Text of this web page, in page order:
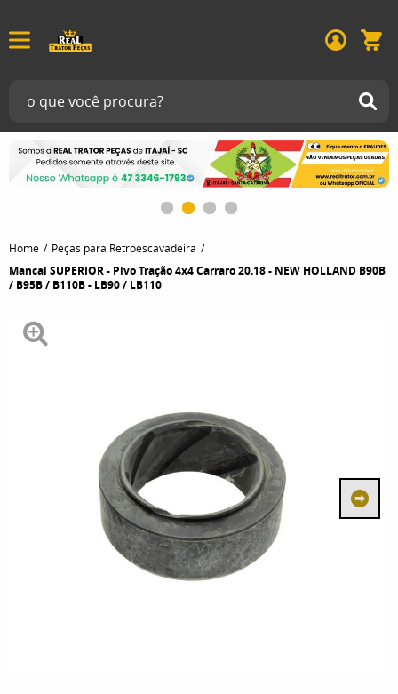
Home Peças para Retroescavadeira
Mancal SUPERIOR - Pivo Tração 4x4 Carraro 20.18 - NEW HOLLAND B90B
/ B95B / B110B - LB90 / LB110